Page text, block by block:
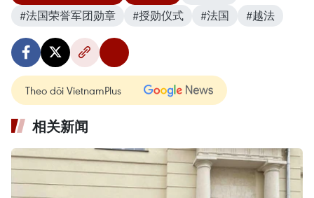
#法国荣誉军团勋章
#授勋仪式 #法国 #越法
Theo dõi VietnamPlus
相关新闻